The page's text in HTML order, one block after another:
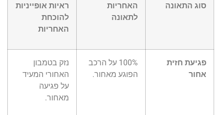
סוג התאונה
האחריות
לתאונה
ראיות אופייניות
להוכחת
האחריות
פגיעת חזית
אחור
100% על הרכב
הפוגע מאחור.
נזק בטמבון
האחורי המעיד
על פגיעה
מאחור.